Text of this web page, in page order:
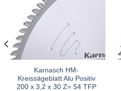
Karnasch HM-
Kreissägeblatt Alu Positiv
200 x 3,2 x 30 Z= 54 TFP